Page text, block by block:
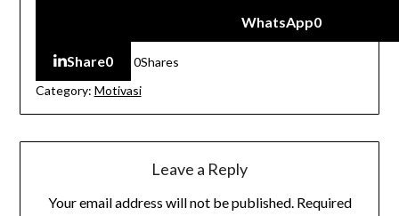
WhatsApp0
Share0 0Shares
Category: Motivasi
Leave a Reply
Your email address will not be published. Required